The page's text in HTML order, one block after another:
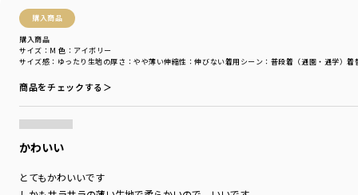
購入商品
購入商品
サイズ感 ：ゆったり 生地の厚さ ：やや薄い伸縮性 ：伸びない着用シーン ：普段着（通園・通学）着
サイズ：M 色：アイボリー
商品をチェックする＞
かわいい
とてもかわいいです
・綿100％素材で着心地が良いです（帯除く）
・夕涼み会やお祭りに◎
●あじさい柄
ピンクを基調とした大きなあじさいが目を惹くデザイン
ブランシェスらしく、優しい色合いのボタニカル柄です
和柄のイメージのある浴衣ですが、
洋風な雰囲気も感じる一味違ったデザイン
大きな赤椿の柄が目を惹きつけます